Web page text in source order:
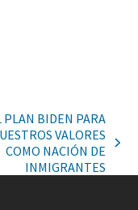
PLAN BIDEN PARA
VALORES
COMO NACIÓN DE
INMIGRANTES